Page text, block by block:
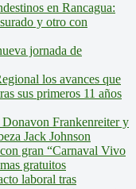
en Rancagua:
y otro con
jornada de
los avances que
sus primeros 11 años
Frankenreiter y
Jack Johnson
gran “Carnaval Vivo
gratuitos
laboral tras